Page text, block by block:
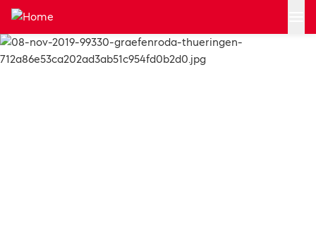
Zum Hauptinhalt springen